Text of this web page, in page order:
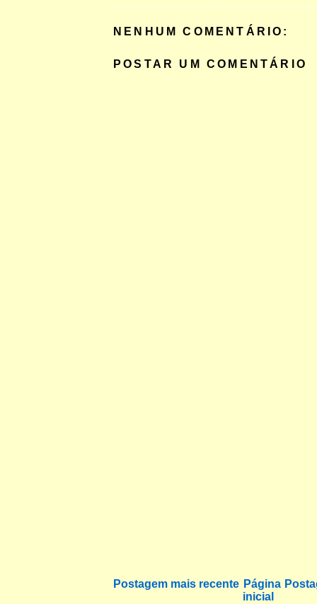
NENHUM COMENTÁRIO:
POSTAR UM COMENTÁRIO
Postagem mais recente Página
inicial